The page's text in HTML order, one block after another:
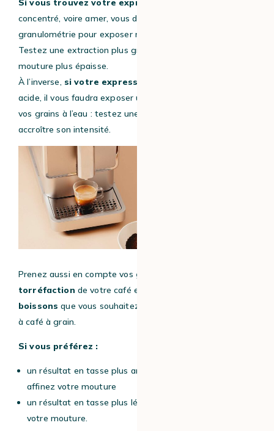
Si vous trouvez votre expresso trop intense,
concentré, voire amer, vous devrez ajuster la
granulométrie pour exposer moins de surface à l’eau.
Testez une extraction plus grossière, avec un cran de
mouture plus épaisse.
À l’inverse, si votre expresso est trop léger,
acide, il vous faudra exposer une plus grande surface de
vos grains à l’eau : testez une extraction plus fine pour
accroître son intensité.
Prenez aussi en compte vos goûts,
torréfaction de votre café en grains et le
boissons que vous souhaitez réaliser avec votre machine
à café à grain.
Si vous préférez :
un résultat en tasse plus aromatique et sirupeux,
affinez votre mouture
un résultat en tasse plus léger, clair et acide, grossissez
votre mouture.